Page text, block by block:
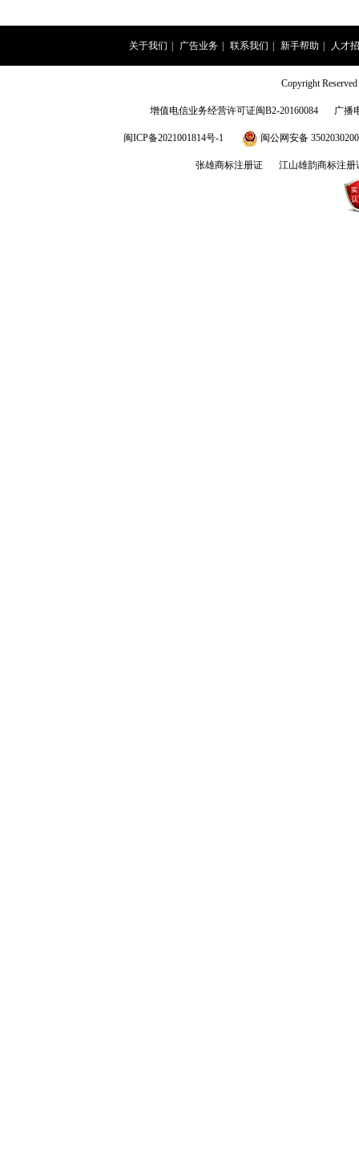
关于我们 广告业务 联系我们 新手帮助 人才
Copyright
增值电信业务经营许可证闽B2-20160084 广播
闽ICP备2021001814号-1 闽公网安备
张雄商标注册证 江山雄韵商标注册